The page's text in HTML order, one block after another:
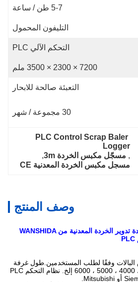
5-7 طن / ساعة
التليفون المحمول
التحكم الآلي PLC
7200 × 2300 × 3500 ملم
التعبئة صالحة للابحار
30 مجموعة / شهر
PLC Control Scrap Baler
Logger
, مسجّل مكبس الخردة 3m
,
مسجل مكبس الخردة المعدنية CE
وصف المنتج
مكبس البالات المعدنية لإعادة تدوير الخردة المعدنية من WANSHIDA
وفقًا لطلب المستخدمين.طول غرفة
الضغط يمكننا تصنيع 3000 ، 4000 ، 5000 ، 6000 إلخ. نظام التحكم PLC